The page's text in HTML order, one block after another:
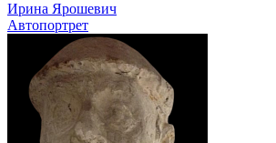
Ирина Ярошевич
Автопортрет